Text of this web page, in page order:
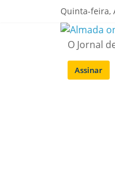
Quinta-feira,
O Jornal
Assinar